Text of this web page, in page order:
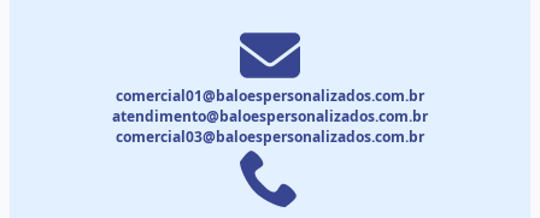
comercial01@baloespersonalizados.com.br
atendimento@baloespersonalizados.com.br
comercial03@baloespersonalizados.com.br